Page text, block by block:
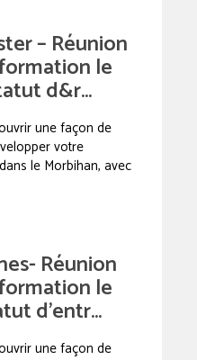
– Réunion
le
d&r...
une façon de
votre
le Morbihan, avec
Réunion
le
d’entr...
une façon de